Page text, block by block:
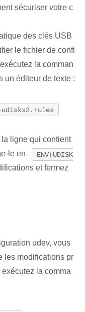
sécuriser votre c
des clés USB
le fichier de confi
la comman
un éditeur de texte :
ligne qui contient
le en
ENV{UDISK
et fermez
udev, vous
les modifications pr
la ⁢comma